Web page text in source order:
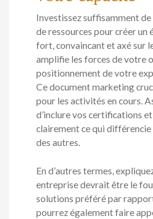
Investissez suffisamment
de ressources pour créer un
fort, convaincant et axé sur
amplifie les forces de votre
positionnement de votre
Ce document marketing
pour les activités en cours.
d’inclure vos certifications
clairement ce qui
des autres.
En d’autres termes,
entreprise devrait être le
solutions préféré par
pourrez également faire